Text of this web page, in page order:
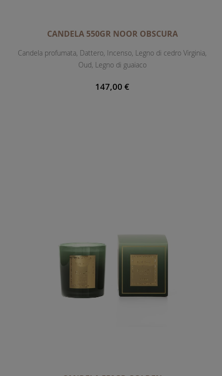
CANDELA 550GR NOOR OBSCURA
Candela profumata, Dattero, Incenso, Legno di cedro Virginia,
Oud, Legno di guaiaco
147,00 €